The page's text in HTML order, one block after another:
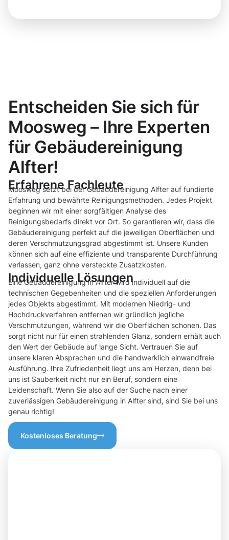
Entscheiden Sie sich für
Moosweg – Ihre Experten
für Gebäudereinigung
Alfter!
Erfahrene Fachleute
Moosweg setzt bei der Gebäudereinigung Alfter auf fundierte
Erfahrung und bewährte Reinigungsmethoden. Jedes Projekt
beginnen wir mit einer sorgfältigen Analyse des
Reinigungsbedarfs direkt vor Ort. So garantieren wir, dass die
Gebäudereinigung perfekt auf die jeweiligen Oberflächen und
deren Verschmutzungsgrad abgestimmt ist. Unsere Kunden
können sich auf eine effiziente und transparente Durchführung
verlassen, ganz ohne versteckte Zusatzkosten.
Individuelle Lösungen
Eine Gebäudereinigung in Alfter wird individuell auf die
technischen Gegebenheiten und die speziellen Anforderungen
jedes Objekts abgestimmt. Mit modernen Niedrig- und
Hochdruckverfahren entfernen wir gründlich jegliche
Verschmutzungen, während wir die Oberflächen schonen. Das
sorgt nicht nur für einen strahlenden Glanz, sondern erhält auch
den Wert der Gebäude auf lange Sicht. Vertrauen Sie auf
unsere klaren Absprachen und die handwerklich einwandfreie
Ausführung. Ihre Zufriedenheit liegt uns am Herzen, denn bei
uns ist Sauberkeit nicht nur ein Beruf, sondern eine
Leidenschaft. Wenn Sie also auf der Suche nach einer
zuverlässigen Gebäudereinigung in Alfter sind, sind Sie bei uns
genau richtig!
Kostenloses Beratung